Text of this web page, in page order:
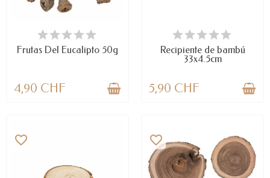
LAST ITEMS IN STOCK
Frutas Del Eucalipto 50g
4,90 CHF
DISPONIBLE
Recipiente de bambú
33x4.5cm
5,90 CHF
favorite_border favorite_border